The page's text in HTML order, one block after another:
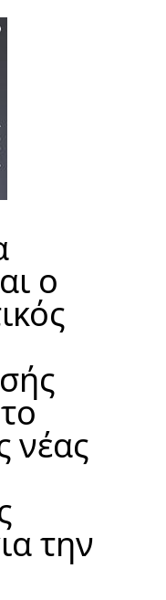
ο
νέας
την